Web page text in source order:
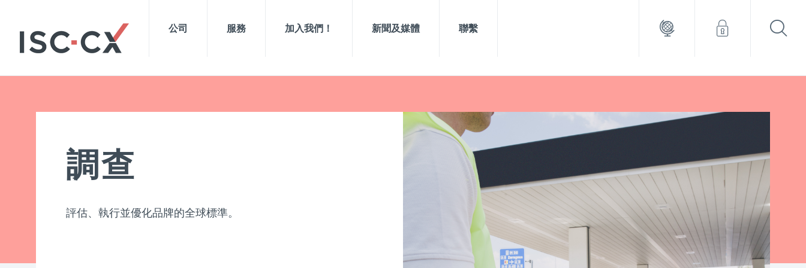
公司 服務 加入我們！ 新聞及媒體 聯繫
調查
評估、執行並優化品牌的全球標準。